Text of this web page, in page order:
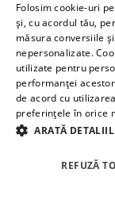
Linkuri utile
Cont
Informații
Toate
Folosim cookie-uri
și, cu acordul tău,
măsura conversiile
nepersonalizate.
utilizate pentru
performanței
de acord cu
preferințele în orice
ARATĂ
REFUZĂ